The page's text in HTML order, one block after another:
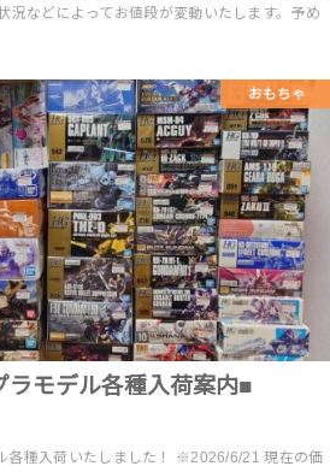
況などによってお値段が変動いたします。予め
おもちゃ
ラモデル各種入荷案内■
各種入荷いたしました！ ※2026/6/21 現在の価